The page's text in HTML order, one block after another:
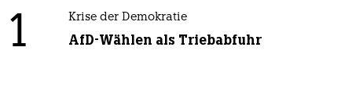
1 Krise der Demokratie
AfD-Wählen als Triebabfuhr